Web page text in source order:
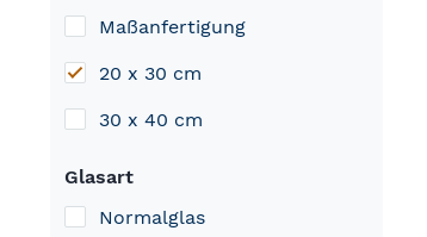
Maßanfertigung
20 x 30 cm
30 x 40 cm
Glasart
Normalglas